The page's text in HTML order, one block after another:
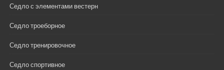
Седло с элементами вестерн
Седло троеборное
Седло тренировочное
Седло спортивное